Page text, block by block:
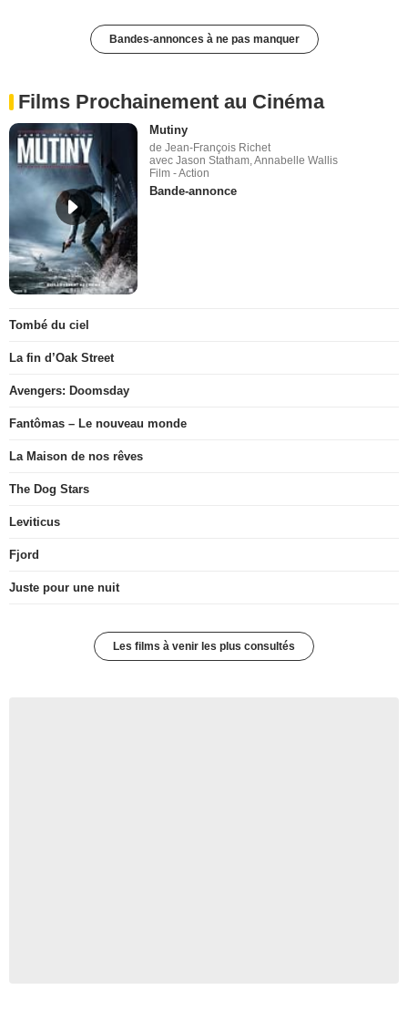
Bandes-annonces à ne pas manquer
Films Prochainement au Cinéma
Mutiny
de Jean-François Richet
avec Jason Statham, Annabelle Wallis
Film - Action
Bande-annonce
Tombé du ciel
La fin d’Oak Street
Avengers: Doomsday
Fantômas – Le nouveau monde
La Maison de nos rêves
The Dog Stars
Leviticus
Fjord
Juste pour une nuit
Les films à venir les plus consultés